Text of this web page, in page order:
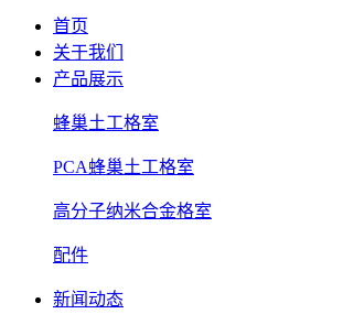
首页
关于我们
产品展示
蜂巢土工格室
PCA蜂巢土工格室
高分子纳米合金格室
配件
新闻动态